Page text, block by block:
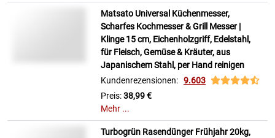
Matsato Universal Küchenmesser,
Scharfes Kochmesser & Grill Messer |
Klinge 15 cm, Eichenholzgriff, Edelstahl,
für Fleisch, Gemüse & Kräuter, aus
Japanischem Stahl, per Hand reinigen
Kundenrezensionen: 9.603
Preis:38,99 €
Mehr ...
Turbogrün Rasendünger Frühjahr 20kg,